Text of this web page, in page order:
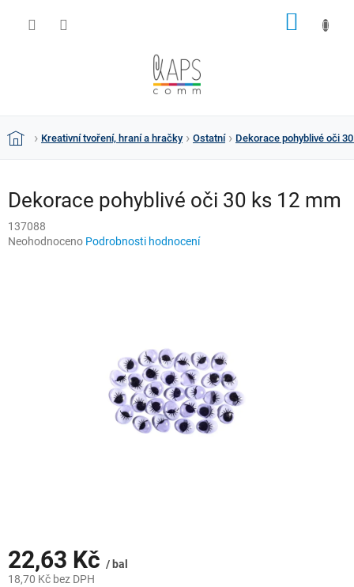
DomůKreativní tvoření, hraní a hračky Ostatní Dekorace pohyblivé oči
Dekorace pohyblivé oči 30 ks 12 mm
137088
Průměrné
Neohodnoceno Podrobnosti hodnocení
22,63 Kč / bal
18,70 Kč bez DPH